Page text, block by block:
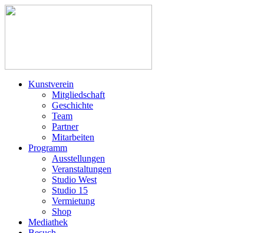
Kunstverein
Mitgliedschaft
Geschichte
Team
Partner
Mitarbeiten
Programm
Ausstellungen
Veranstaltungen
Studio West
Studio 15
Vermietung
Shop
Mediathek